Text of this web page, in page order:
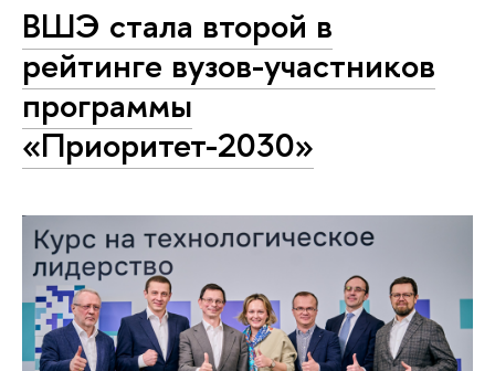
ВШЭ стала второй в
рейтинге вузов-участников
программы
«Приоритет-2030»